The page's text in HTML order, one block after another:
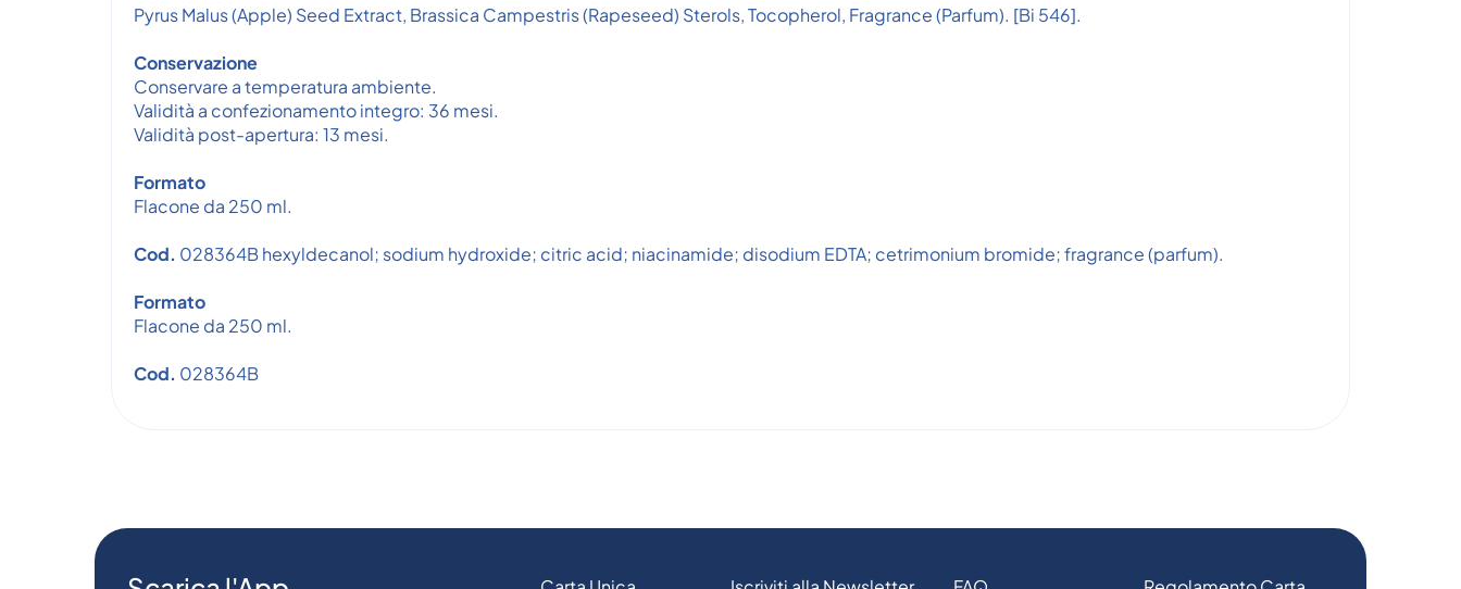
Pyrus Malus (Apple) Seed Extract, Brassica Campestris (Rapeseed) Sterols, Tocopherol, Fragrance (Parfum). [Bi 546].
Conservazione
Conservare a temperatura ambiente.
Validità a confezionamento integro: 36 mesi.
Validità post-apertura: 13 mesi.
Formato
Flacone da 250 ml.
Cod. 028364B hexyldecanol; sodium hydroxide; citric acid; niacinamide; disodium EDTA; cetrimonium bromide; fragrance (parfum).
Formato
Flacone da 250 ml.
Cod. 028364B